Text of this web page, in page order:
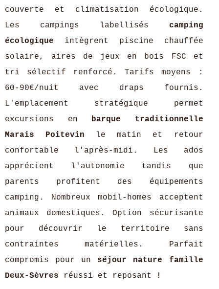
couverte et climatisation écologique.
Les campings labellisés camping
écologique intègrent piscine chauffée
solaire, aires de jeux en bois FSC et
tri sélectif renforcé. Tarifs moyens :
60-90€/nuit avec draps fournis.
L'emplacement stratégique permet
excursions en
barque traditionnelle
Marais Poitevin le matin et retour
confortable l'après-midi. Les ados
apprécient l'autonomie tandis que
parents profitent des équipements
camping. Nombreux mobil-homes acceptent
animaux domestiques. Option sécurisante
pour découvrir le territoire sans
contraintes matérielles. Parfait
compromis pour un séjour nature famille
Deux-Sèvres réussi et reposant !